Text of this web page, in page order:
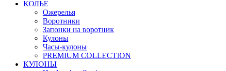
КОЛЬЕ
Ожерелья
Воротники
Запонки на воротник
Кулоны
Часы-кулоны
PREMIUM COLLECTION
КУЛОНЫ